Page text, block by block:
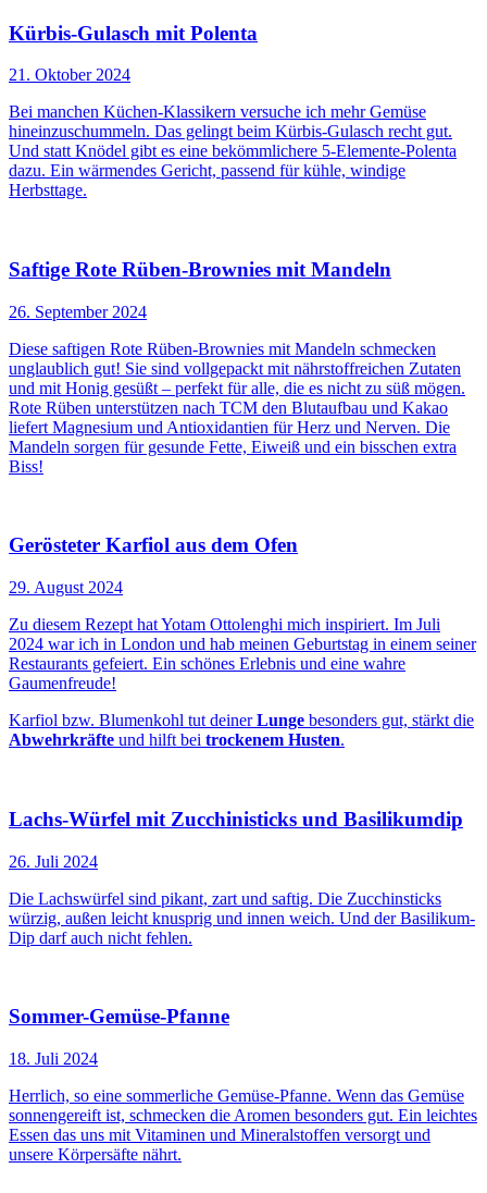
Kürbis-Gulasch mit Polenta
21. Oktober 2024
Bei manchen Küchen-Klassikern versuche ich mehr Gemüse
hineinzuschummeln. Das gelingt beim Kürbis-Gulasch recht gut.
Und statt Knödel gibt es eine bekömmlichere 5-Elemente-Polenta
dazu. Ein wärmendes Gericht, passend für kühle, windige
Herbsttage.
Saftige Rote Rüben-Brownies mit Mandeln
26. September 2024
Diese saftigen Rote Rüben-Brownies mit Mandeln schmecken
unglaublich gut! Sie sind vollgepackt mit nährstoffreichen Zutaten
und mit Honig gesüßt – perfekt für alle, die es nicht zu süß mögen.
Rote Rüben unterstützen nach TCM den Blutaufbau und Kakao
liefert Magnesium und Antioxidantien für Herz und Nerven. Die
Mandeln sorgen für gesunde Fette, Eiweiß und ein bisschen extra
Biss!
Gerösteter Karfiol aus dem Ofen
29. August 2024
Zu diesem Rezept hat Yotam Ottolenghi mich inspiriert. Im Juli
2024 war ich in London und hab meinen Geburtstag in einem seiner
Restaurants gefeiert. Ein schönes Erlebnis und eine wahre
Gaumenfreude!
Karfiol bzw. Blumenkohl tut deinerLunge besonders gut, stärkt die
Abwehrkräfte und hilft bei trockenem Husten.
Lachs-Würfel mit Zucchinisticks und Basilikumdip
26. Juli 2024
Die Lachswürfel sind pikant, zart und saftig. Die Zucchinsticks
würzig, außen leicht knusprig und innen weich. Und der Basilikum-
Dip darf auch nicht fehlen.
Sommer-Gemüse-Pfanne
18. Juli 2024
Herrlich, so eine sommerliche Gemüse-Pfanne. Wenn das Gemüse
sonnengereift ist, schmecken die Aromen besonders gut. Ein leichtes
Essen das uns mit Vitaminen und Mineralstoffen versorgt und
unsere Körpersäfte nährt.